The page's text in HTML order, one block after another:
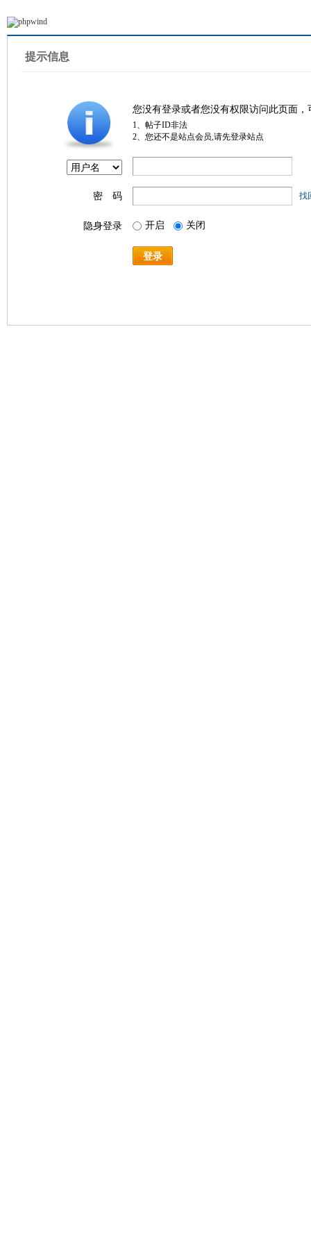
提示信息
您没有登录或者您没有权限访问此页面
1、帖子ID非法
2、您还不是站点会员,请先登录站点
密 码 找
隐身登录 开启 关闭
登录